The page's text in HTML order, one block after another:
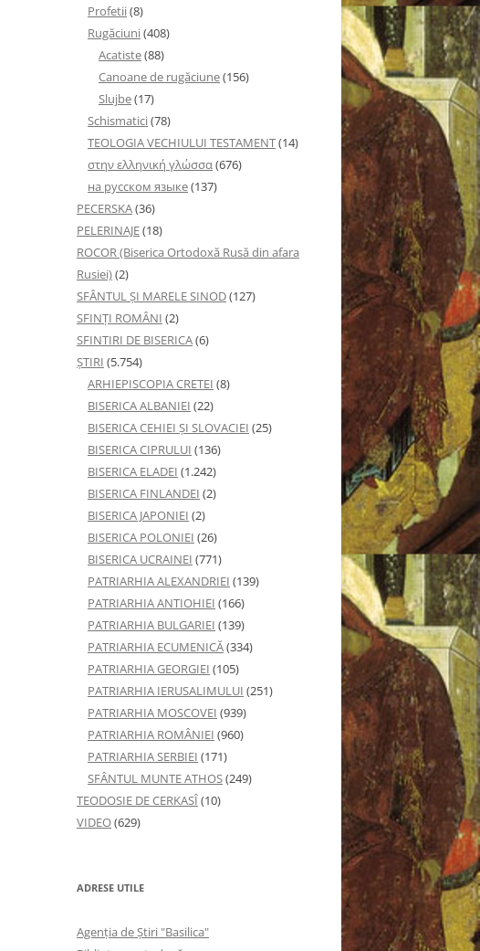
Profetii(8)
Rugăciuni(408)
Acatiste(88)
Canoane de rugăciune(156)
Slujbe(17)
Schismatici(78)
TEOLOGIA VECHIULUI TESTAMENT(14)
στην ελληνική γλώσσα(676)
на русском языке(137)
PECERSKA(36)
PELERINAJE(18)
ROCOR (Biserica Ortodoxă Rusă din afara
Rusiei)(2)
SFÂNTUL ȘI MARELE SINOD(127)
SFINȚI ROMÂNI (2)
SFINTIRI DE BISERICA(6)
ŞTIRI (5.754)
ARHIEPISCOPIA CRETEI (8)
BISERICA ALBANIEI (22)
BISERICA CEHIEI ŞI SLOVACIEI (25)
BISERICA CIPRULUI (136)
BISERICA ELADEI (1.242)
BISERICA FINLANDEI (2)
BISERICA JAPONIEI (2)
BISERICA POLONIEI (26)
BISERICA UCRAINEI (771)
PATRIARHIA ALEXANDRIEI (139)
PATRIARHIA ANTIOHIEI (166)
PATRIARHIA BULGARIEI (139)
PATRIARHIA ECUMENICĂ(334)
PATRIARHIA GEORGIEI (105)
PATRIARHIA IERUSALIMULUI (251)
PATRIARHIA MOSCOVEI (939)
PATRIARHIA ROMÂNIEI (960)
PATRIARHIA SERBIEI (171)
SFÂNTUL MUNTE ATHOS(249)
TEODOSIE DE CERKASÎ(10)
VIDEO(629)
ADRESE UTILE
Agenţia de Ştiri "Basilica"